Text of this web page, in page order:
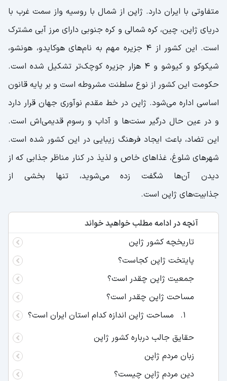
متفاوتی با ایران دارد. ژاپن از شمال با روسیه واز سمت غرب با
دریای ژاپن، چین، کره شمالی و کره جنوبی دارای مرز آبی مشترک
است. این کشور از 4 جزیره مهم به نام‌های هوکایدو، هونشو،
شیکوکو و کیوشو و 4 هزار جزیره کوچک‌تر تشکیل شده است.
حکومت این کشور از نوع سلطنت مشروطه است و بر پایه قانون
اساسی اداره می‌شود. ژاپن در خط مقدم نوآوری جهان قرار دارد
و در عین حال درگیر سنت‌ها و آداب و رسوم قدیمی‌اش است.
این تضاد، باعث ایجاد فرهنگ زیبایی در این کشور شده است.
شهرهای شلوغ، غذاهای خاص و لذیذ در کنار مناظر جذابی که از
دیدن آن‌ها شگفت زده می‌شوید، تنها بخشی از
جذابیت‌های ژاپن است.
آنچه در ادامه مطلب خواهید خواند
تاریخچه کشور ژاپن
پایتخت ژاپن کجاست؟
جمعیت ژاپن چقدر است؟
مساحت ژاپن چقدر است؟
مساحت ژاپن اندازه کدام استان ایران است؟
حقایق جالب درباره کشور ژاپن
زبان مردم ژاپن
دین مردم ژاپن چیست؟